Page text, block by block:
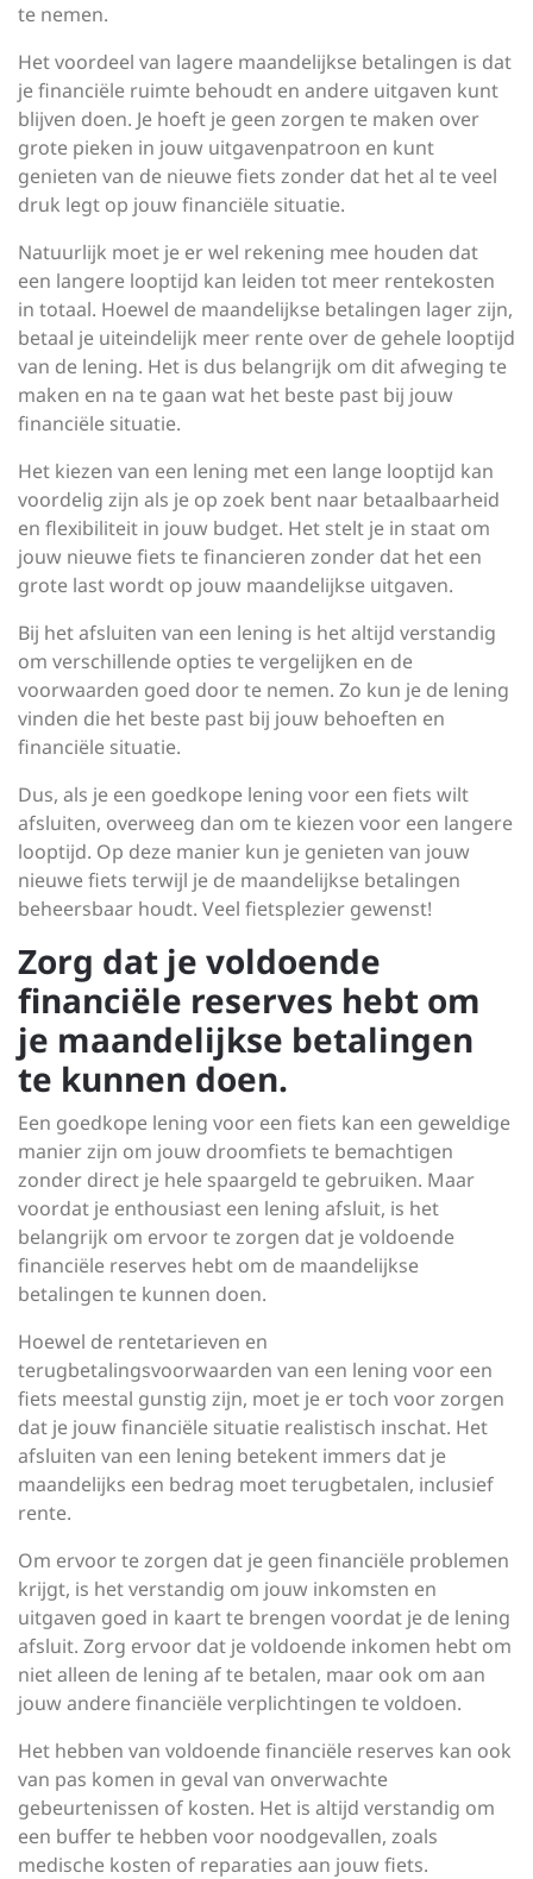
te nemen.
Het voordeel van lagere maandelijkse betalingen is dat
je financiële ruimte behoudt en andere uitgaven kunt
blijven doen. Je hoeft je geen zorgen te maken over
grote pieken in jouw uitgavenpatroon en kunt
genieten van de nieuwe fiets zonder dat het al te veel
druk legt op jouw financiële situatie.
Natuurlijk moet je er wel rekening mee houden dat
een langere looptijd kan leiden tot meer rentekosten
in totaal. Hoewel de maandelijkse betalingen lager zijn,
betaal je uiteindelijk meer rente over de gehele looptijd
van de lening. Het is dus belangrijk om dit afweging te
maken en na te gaan wat het beste past bij jouw
financiële situatie.
Het kiezen van een lening met een lange looptijd kan
voordelig zijn als je op zoek bent naar betaalbaarheid
en flexibiliteit in jouw budget. Het stelt je in staat om
jouw nieuwe fiets te financieren zonder dat het een
grote last wordt op jouw maandelijkse uitgaven.
Bij het afsluiten van een lening is het altijd verstandig
om verschillende opties te vergelijken en de
voorwaarden goed door te nemen. Zo kun je de lening
vinden die het beste past bij jouw behoeften en
financiële situatie.
Dus, als je een goedkope lening voor een fiets wilt
afsluiten, overweeg dan om te kiezen voor een langere
looptijd. Op deze manier kun je genieten van jouw
nieuwe fiets terwijl je de maandelijkse betalingen
beheersbaar houdt. Veel fietsplezier gewenst!
Zorg dat je voldoende
financiële reserves hebt om
je maandelijkse betalingen
te kunnen doen.
Een goedkope lening voor een fiets kan een geweldige
manier zijn om jouw droomfiets te bemachtigen
zonder direct je hele spaargeld te gebruiken. Maar
voordat je enthousiast een lening afsluit, is het
belangrijk om ervoor te zorgen dat je voldoende
financiële reserves hebt om de maandelijkse
betalingen te kunnen doen.
Hoewel de rentetarieven en
terugbetalingsvoorwaarden van een lening voor een
fiets meestal gunstig zijn, moet je er toch voor zorgen
dat je jouw financiële situatie realistisch inschat. Het
afsluiten van een lening betekent immers dat je
maandelijks een bedrag moet terugbetalen, inclusief
rente.
Om ervoor te zorgen dat je geen financiële problemen
krijgt, is het verstandig om jouw inkomsten en
uitgaven goed in kaart te brengen voordat je de lening
afsluit. Zorg ervoor dat je voldoende inkomen hebt om
niet alleen de lening af te betalen, maar ook om aan
jouw andere financiële verplichtingen te voldoen.
Het hebben van voldoende financiële reserves kan ook
van pas komen in geval van onverwachte
gebeurtenissen of kosten. Het is altijd verstandig om
een buffer te hebben voor noodgevallen, zoals
medische kosten of reparaties aan jouw fiets.